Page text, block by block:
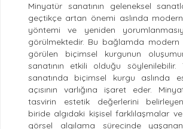
Minyatür sanatının geleneksel
geçtikçe artan önemi aslında
yöntemi ve yeniden
görülmektedir. Bu bağlamda modern
görülen biçimsel kurgunun
sanatının etkili olduğu
sanatında biçimsel kurgu aslında
açısının varlığına işaret eder.
tasvirin estetik değerlerini
biride algıdaki kişisel farklılaşmalar
görsel algılama sürecinde